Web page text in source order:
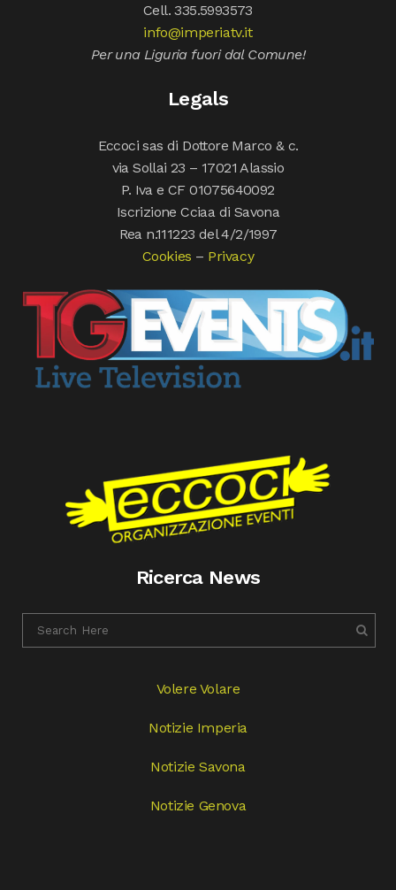
Cell. 335.5993573
info@imperiatv.it
Per una Liguria fuori dal Comune!
Legals
Eccoci sas di Dottore Marco & c.
via Sollai 23 – 17021 Alassio
P. Iva e CF 01075640092
Iscrizione Cciaa di Savona
Rea n.111223 del 4/2/1997
Cookies – Privacy
Ricerca News
Volere Volare
Notizie Imperia
Notizie Savona
Notizie Genova